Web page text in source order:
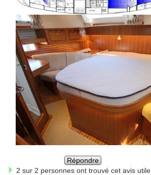
Répondre
2 sur 2 personnes ont trouvé cet avis utile.